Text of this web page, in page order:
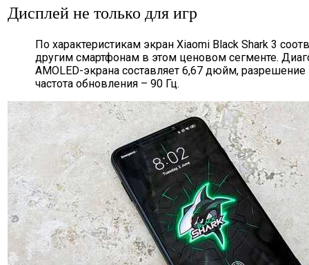
Дисплей не только для игр
По характеристикам экран Xiaomi Black Shark 3
другим смартфонам в этом ценовом сегменте.
AMOLED-экрана составляет 6,67 дюйм, разрешение
частота обновления – 90 Гц.